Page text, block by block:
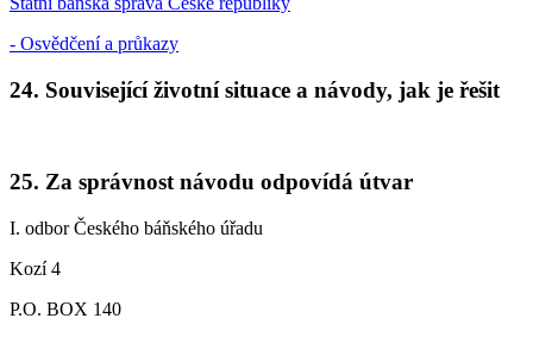
- Osvědčení a průkazy
24. Související životní situace a návody, jak je řešit
25. Za správnost návodu odpovídá útvar
I. odbor Českého báňského úřadu
Kozí 4
P.O. BOX 140